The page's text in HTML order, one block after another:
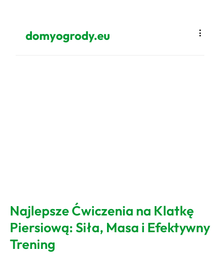
domyogrody.eu
Najlepsze Ćwiczenia na Klatkę
Piersiową: Siła, Masa i Efektywny
Trening